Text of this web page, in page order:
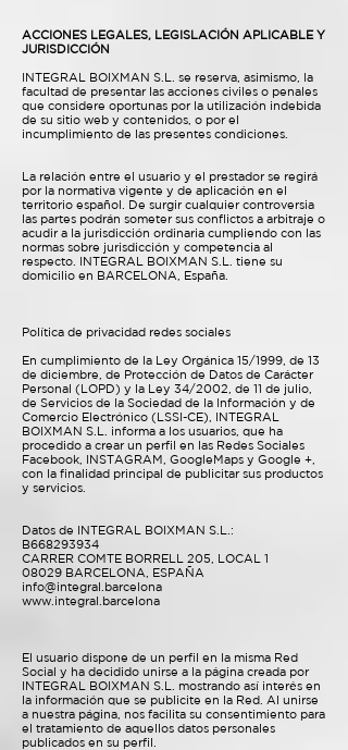
ACCIONES LEGALES, LEGISLACIÓN APLICABLE Y
JURISDICCIÓN
INTEGRAL BOIXMAN S.L. se reserva, asimismo, la
facultad de presentar las acciones civiles o penales
que considere oportunas por la utilización indebida
de su sitio web y contenidos, o por el
incumplimiento de las presentes condiciones.
La relación entre el usuario y el prestador se regirá
por la normativa vigente y de aplicación en el
territorio español. De surgir cualquier controversia
las partes podrán someter sus conflictos a arbitraje o
acudir a la jurisdicción ordinaria cumpliendo con las
normas sobre jurisdicción y competencia al
respecto. INTEGRAL BOIXMAN S.L. tiene su
domicilio en BARCELONA, España.
Política de privacidad redes sociales
En cumplimiento de la Ley Orgánica 15/1999, de 13
de diciembre, de Protección de Datos de Carácter
Personal (LOPD) y la Ley 34/2002, de 11 de julio,
de Servicios de la Sociedad de la Información y de
Comercio Electrónico (LSSI-CE), INTEGRAL
BOIXMAN S.L. informa a los usuarios, que ha
procedido a crear un perfil en las Redes Sociales
Facebook, INSTAGRAM, GoogleMaps y Google +,
con la finalidad principal de publicitar sus productos
y servicios.
Datos de INTEGRAL BOIXMAN S.L.:
B668293934
CARRER COMTE BORRELL 205, LOCAL 1
08029 BARCELONA, ESPAÑA
info@integral.barcelona
www.integral.barcelona
El usuario dispone de un perfil en la misma Red
Social y ha decidido unirse a la página creada por
INTEGRAL BOIXMAN S.L. mostrando así interés en
la información que se publicite en la Red. Al unirse
a nuestra página, nos facilita su consentimiento para
el tratamiento de aquellos datos personales
publicados en su perfil.